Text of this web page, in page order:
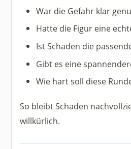
War die Gefahr klar
Hatte die Figur eine
Ist Schaden die
Gibt es eine
Wie hart soll diese
So bleibt Schaden
willkürlich.